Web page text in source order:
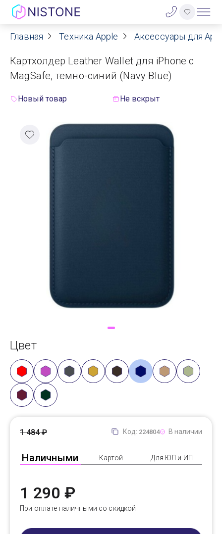
Акции
О нас
Реквизиты
Контакты
Гарантия
Оплата
Самовывоз
Trade-In
Главная Техника Apple Аксессуары для
Картхолдер Leather Wallet для iPhone с
MagSafe, тёмно-синий (Navy Blue)
Новый товар Не вскрыт
Цвет
Код: 224804 В наличии
Наличными Картой Для ЮЛ и ИП
1 484 ₽
1 290 ₽
При оплате наличными со скидкой